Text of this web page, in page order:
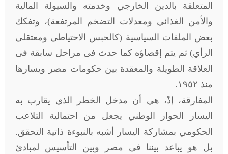
المتعلقة بالدين الخارجي وخدمته والسيولة المالية
والأمن الغذائي ومعدلات التضخم المرتفعة)، وتفكك
بعض الملفات السياسية (كالحبس الاحتياطي ومعتقلي
الرأي) ثم يتم إقصاؤه كما حدث فى مراحل سابقة فى
العلاقة الطويلة والمعقدة بين حكومات مصر ويسارها
منذ ١٩٥٢.
المفارقة، إذً، هي أن مدخل الخطر الذي يقارب به
اليسار الحوار الوطني يجعل من احتمالية التلاعب
الحكومي بمشاركة اليسار أشبه بالنبوءة ذاتية التحقق.
بل هو يباعد بيننا فى مصر وبين التأسيس لمبادئ